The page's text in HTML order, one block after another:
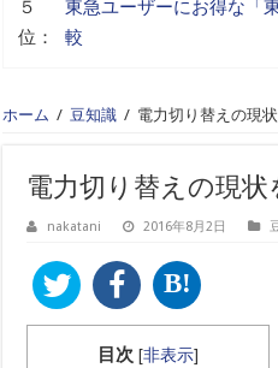
５
位：
東急ユーザーにお得な「
較
ホーム / 豆知識 / 電力切り替えの現
電力切り替えの現状
nakatani 2016年8月2日
B!
目次 [非表示]